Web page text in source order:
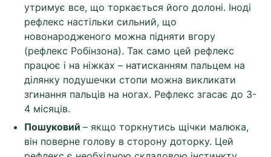
утримує все, що торкається його долоні. Іноді
рефлекс настільки сильний, що
новонародженого можна підняти вгору
(рефлекс Робінзона). Так само цей рефлекс
працює і на ніжках – натисканням пальцем на
ділянку подушечки стопи можна викликати
згинання пальців на ногах. Рефлекс згасає до 3-
4 місяців.
Пошуковий – якщо торкнутись щічки малюка,
він поверне голову в сторону доторку. Цей